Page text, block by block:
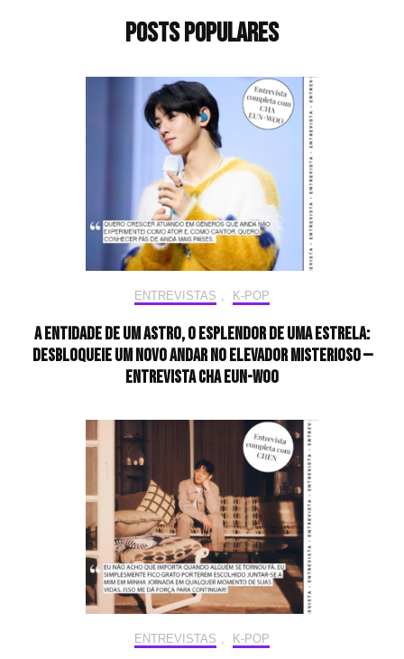
Posts populares
ENTREVISTAS , K-POP
A entidade de um astro, o esplendor de uma estrela:
desbloqueie um novo andar no elevador misterioso —
Entrevista CHA EUN-WOO
ENTREVISTAS , K-POP